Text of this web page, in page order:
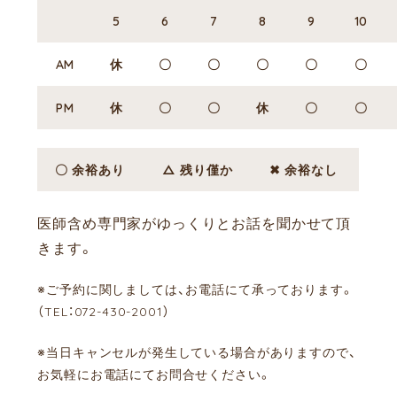
5 6 7 8 9 10
AM 休 〇 〇 〇 〇 〇
PM 休 〇 〇 休 〇 〇
〇 余裕あり △ 残り僅か ✖ 余裕なし
医師含め専門家がゆっくりとお話を聞かせて頂
きます。
※ご予約に関しましては、お電話にて承っております。
（TEL：072-430-2001）
※当日キャンセルが発生している場合がありますので、
お気軽にお電話にてお問合せください。